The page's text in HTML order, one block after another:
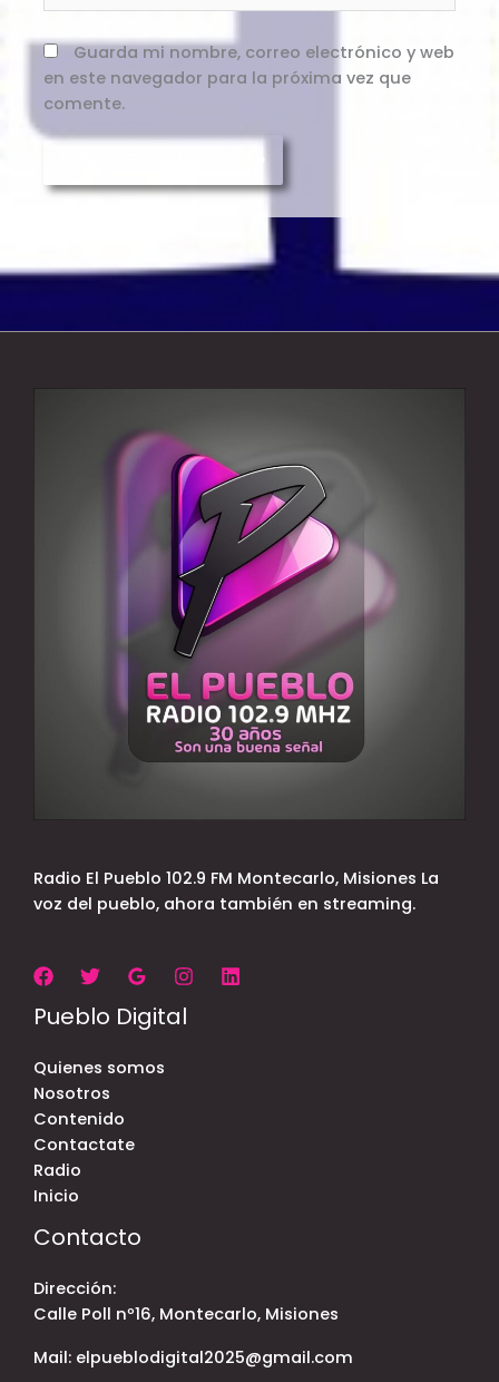
Guarda mi nombre, correo electrónico y web
en este navegador para la próxima vez que
comente.
Radio El Pueblo 102.9 FM Montecarlo, Misiones La
voz del pueblo, ahora también en streaming.
Pueblo Digital
Quienes somos
Nosotros
Contenido
Contactate
Radio
Inicio
Contacto
Dirección:
Calle Poll nº16, Montecarlo, Misiones
Mail: elpueblodigital2025@gmail.com